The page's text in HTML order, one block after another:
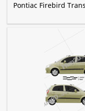
Pontiac Firebird